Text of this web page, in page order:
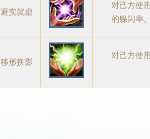
避实就虚
对己方使
的躲闪率
移形换影
对己方使